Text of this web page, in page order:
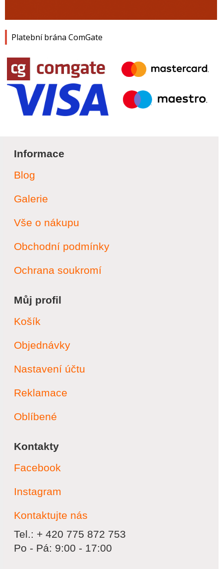
Platební brána ComGate
Informace
Blog
Galerie
Vše o nákupu
Obchodní podmínky
Ochrana soukromí
Můj profil
Košík
Objednávky
Nastavení účtu
Reklamace
Oblíbené
Kontakty
Facebook
Instagram
Kontaktujte nás
Tel.: + 420 775 872 753
Po - Pá: 9:00 - 17:00